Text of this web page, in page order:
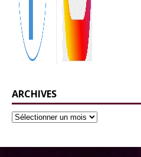
ARCHIVES